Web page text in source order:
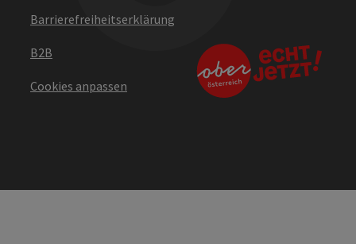
Barrierefreiheitserklärung
B2B
Cookies anpassen